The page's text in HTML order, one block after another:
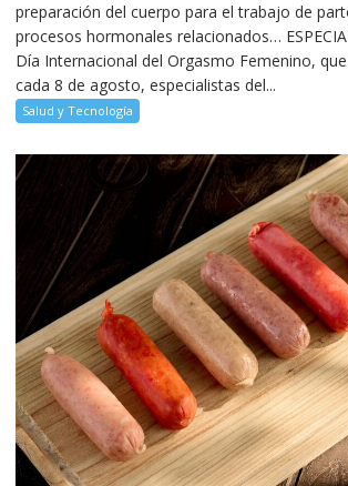
preparación del cuerpo para el trabajo de
procesos hormonales relacionados…
Día Internacional del Orgasmo Femenino,
cada 8 de agosto, especialistas del...
Salud y Tecnología